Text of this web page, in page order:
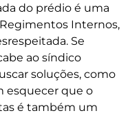
do prédio é uma
Internos,
Se
ao síndico
soluções, como
esquecer que o
é também um